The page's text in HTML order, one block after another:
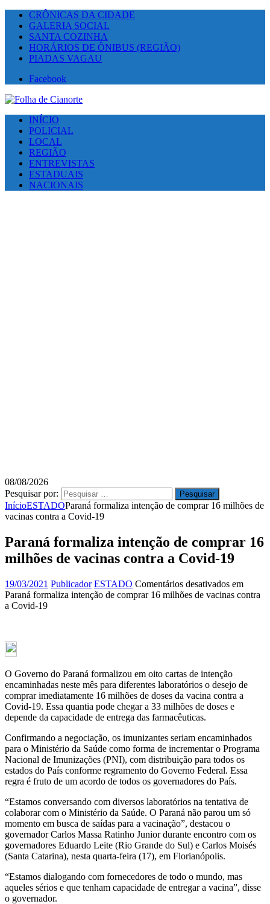
CRÔNICAS DA CIDADE
GALERIA SOCIAL
SANTA COZINHA
HORÁRIOS DE ÔNIBUS (REGIÃO)
PIADAS VAGAU
Facebook
INÍCIO
POLICIAL
LOCAL
REGIÃO
ENTREVISTAS
ESTADUAIS
NACIONAIS
08/08/2026
Pesquisar por:
InícioESTADOParaná formaliza intenção de comprar 16 milhões de
vacinas contra a Covid-19
Paraná formaliza intenção de comprar 16
milhões de vacinas contra a Covid-19
19/03/2021 Publicador ESTADO Comentários desativados em
Paraná formaliza intenção de comprar 16 milhões de vacinas contra
a Covid-19
O Governo do Paraná formalizou em oito cartas de intenção
encaminhadas neste mês para diferentes laboratórios o desejo de
comprar imediatamente 16 milhões de doses da vacina contra a
Covid-19. Essa quantia pode chegar a 33 milhões de doses e
depende da capacidade de entrega das farmacêuticas.
Confirmando a negociação, os imunizantes seriam encaminhados
para o Ministério da Saúde como forma de incrementar o Programa
Nacional de Imunizações (PNI), com distribuição para todos os
estados do País conforme regramento do Governo Federal. Essa
regra é fruto de um acordo de todos os governadores do País.
“Estamos conversando com diversos laboratórios na tentativa de
colaborar com o Ministério da Saúde. O Paraná não parou um só
momento em busca de saídas para a vacinação”, destacou o
governador Carlos Massa Ratinho Junior durante encontro com os
governadores Eduardo Leite (Rio Grande do Sul) e Carlos Moisés
(Santa Catarina), nesta quarta-feira (17), em Florianópolis.
“Estamos dialogando com fornecedores de todo o mundo, mas
aqueles sérios e que tenham capacidade de entregar a vacina”, disse
o governador.